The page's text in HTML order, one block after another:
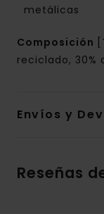
metálicas
Composición
reciclado, 30%
Envíos y
Reseñas